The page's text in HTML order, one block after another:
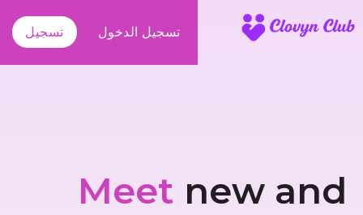
تسجيل الدخول تسجيل
Meet new and